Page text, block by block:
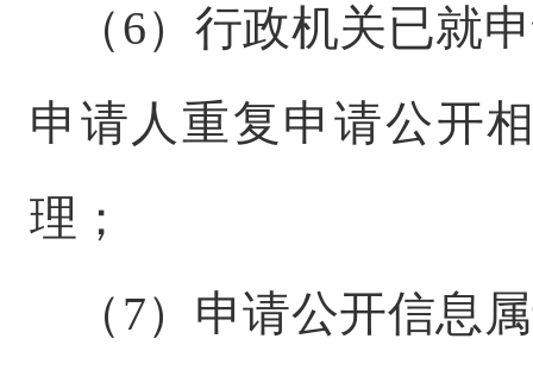
（6）行政机关已就
申请人重复申请公开
理；
（ 7）申请公开信息